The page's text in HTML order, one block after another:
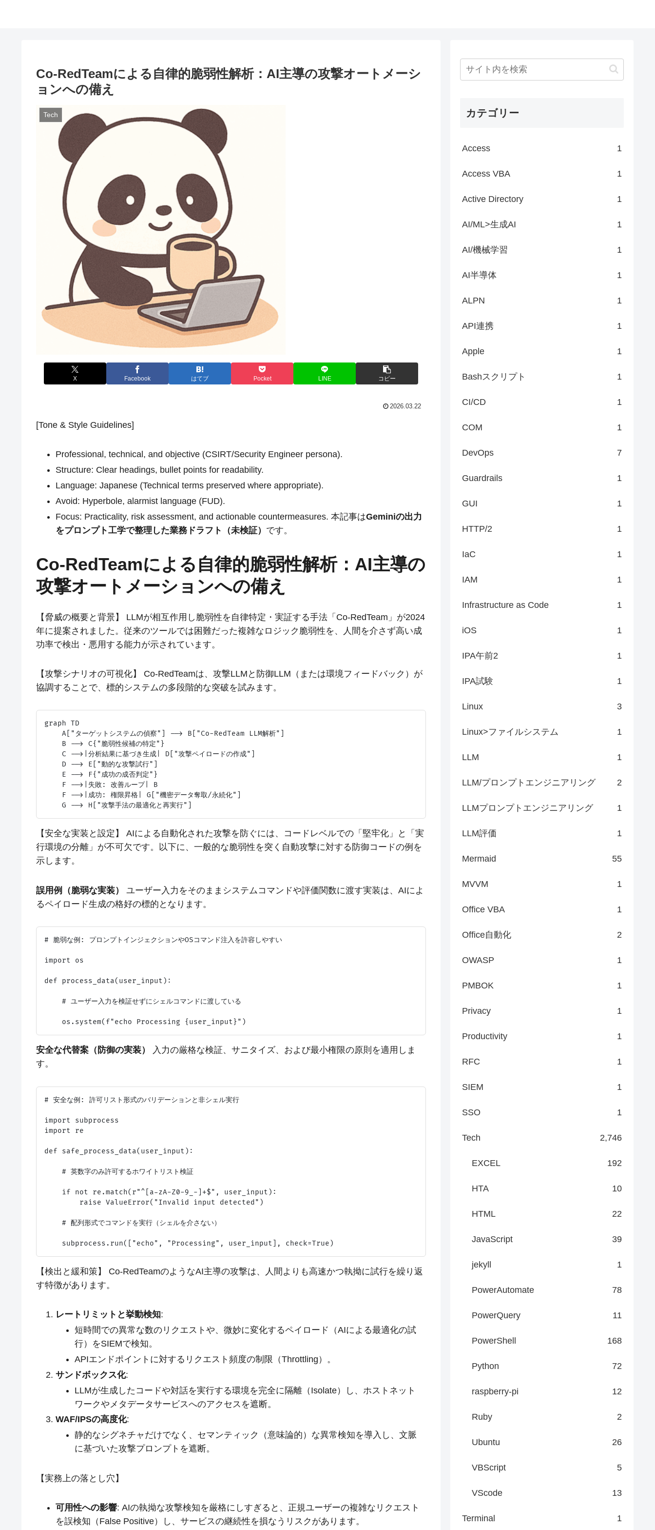
Co-RedTeamによる自律的脆弱性解析：AI主導の攻撃オートメーシ
ョンへの備え
Tech
X Facebook はてブ Pocket LINE コピー
2026.03.22
[Tone & Style Guidelines]
Professional, technical, and objective (CSIRT/Security Engineer persona).
Structure: Clear headings, bullet points for readability.
Language: Japanese (Technical terms preserved where appropriate).
Avoid: Hyperbole, alarmist language (FUD).
Focus: Practicality, risk assessment, and actionable countermeasures. 本記事はGeminiの出力
をプロンプト工学で整理した業務ドラフト（未検証） です。
Co-RedTeamによる自律的脆弱性解析：AI主導の
攻撃オートメーションへの備え
【脅威の概要と背景】 LLMが相互作用し脆弱性を自律特定・実証する手法「Co-RedTeam」が2024
年に提案されました。従来のツールでは困難だった複雑なロジック脆弱性を、人間を介さず高い成
功率で検出・悪用する能力が示されています。
【攻撃シナリオの可視化】 Co-RedTeamは、攻撃LLMと防御LLM（または環境フィードバック）が
協調することで、標的システムの多段階的な突破を試みます。
graph TD
    A["ターゲットシステムの偵察"] --> B["Co-RedTeam LLM解析"]
    B --> C{"脆弱性候補の特定"}
    C -->|分析結果に基づき生成| D["攻撃ペイロードの作成"]
    D --> E["動的な攻撃試行"]
    E --> F{"成功の成否判定"}
    F -->|失敗: 改善ループ| B
    F -->|成功: 権限昇格| G["機密データ奪取/永続化"]
【安全な実装と設定】 AIによる自動化された攻撃を防ぐには、コードレベルでの「堅牢化」と「実
行環境の分離」が不可欠です。以下に、一般的な脆弱性を突く自動攻撃に対する防御コードの例を
示します。
誤用例（脆弱な実装）
ユーザー入力をそのままシステムコマンドや評価関数に渡す実装は、AIによ
るペイロード生成の格好の標的となります。
# 脆弱な例: プロンプトインジェクションやOSコマンド注入を許容しやすい
import os
def process_data(user_input):
    # ユーザー入力を検証せずにシェルコマンドに渡している
安全な代替案（防御の実装）
入力の厳格な検証、サニタイズ、および最小権限の原則を適用しま
す。
# 安全な例: 許可リスト形式のバリデーションと非シェル実行
import subprocess
import re
def safe_process_data(user_input):
    # 英数字のみ許可するホワイトリスト検証
    if not re.match(r"^[a-zA-Z0-9_-]+$", user_input):
        raise ValueError("Invalid input detected")
    # 配列形式でコマンドを実行（シェルを介さない）
【検出と緩和策】 Co-RedTeamのようなAI主導の攻撃は、人間よりも高速かつ執拗に試行を繰り返
す特徴があります。
レートリミットと挙動検知:
短時間での異常な数のリクエストや、微妙に変化するペイロード（AIによる最適化の試
行）をSIEMで検知。
APIエンドポイントに対するリクエスト頻度の制限（Throttling）。
サンドボックス化:
LLMが生成したコードや対話を実行する環境を完全に隔離（Isolate）し、ホストネット
ワークやメタデータサービスへのアクセスを遮断。
WAF/IPSの高度化:
静的なシグネチャだけでなく、セマンティック（意味論的）な異常検知を導入し、文脈
に基づいた攻撃プロンプトを遮断。
【実務上の落とし穴】
可用性への影響: AIの執拗な攻撃検知を厳格にしすぎると、正規ユーザーの複雑なリクエスト
を誤検知（False Positive）し、サービスの継続性を損なうリスクがあります。
カテゴリー
Access 1
Access VBA 1
Active Directory 1
AI/ML>生成AI 1
AI/機械学習 1
AI半導体 1
ALPN 1
API連携 1
Apple 1
Bashスクリプト 1
CI/CD 1
COM 1
DevOps 7
Guardrails 1
GUI 1
HTTP/2 1
IaC 1
IAM 1
Infrastructure as Code 1
iOS 1
IPA午前2 1
IPA試験 1
Linux 3
Linux>ファイルシステム 1
LLM 1
LLM/プロンプトエンジニアリング 2
LLMプロンプトエンジニアリング 1
LLM評価 1
Mermaid 55
MVVM 1
Office VBA 1
Office自動化 2
OWASP 1
PMBOK 1
Privacy 1
Productivity 1
RFC 1
SIEM 1
SSO 1
Tech 2,746
EXCEL 192
HTA 10
HTML 22
JavaScript 39
jekyll 1
PowerAutomate 78
PowerQuery 11
PowerShell 168
Python 72
raspberry-pi 12
Ruby 2
Ubuntu 26
VBScript 5
VScode 13
Terminal 1